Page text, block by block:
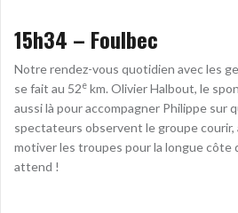
15h34 – Foulbec
Notre rendez-vous quotidien avec les
se fait au 52e km. Olivier Halbout, le
aussi là pour accompagner Philippe sur
spectateurs observent le groupe
motiver les troupes pour la longue côte
attend !